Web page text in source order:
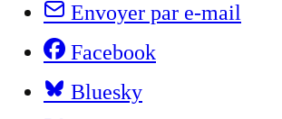
Envoyer par e-mail
Facebook
Bluesky